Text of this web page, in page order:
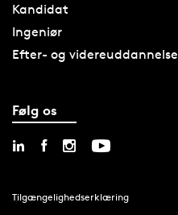
Kandidat
Ingeniør
Efter- og videreuddannelse
Følg os
Tilgængelighedserklæring